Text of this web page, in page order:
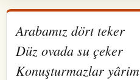
Arabamız dört teker
Düz ovada su çeker
Konuşturmazlar yârim